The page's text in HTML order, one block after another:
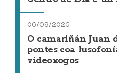
06/08/2026
O camariñán Juan
pontes coa
videoxogos